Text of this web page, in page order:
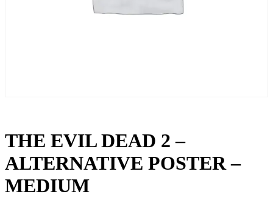
THE EVIL DEAD 2 –
ALTERNATIVE POSTER –
MEDIUM